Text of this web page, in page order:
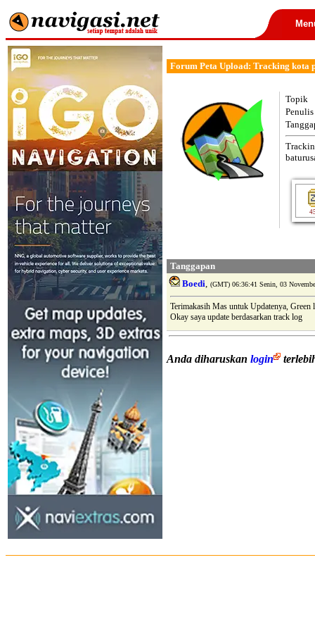
Forum Peta Upload: Tracking kota
Topik
Penulis
Tanggapan
Boedi, (GMT) 06:36:41 Senin, 03
Terimakasih Mas untuk Updatenya, Green
Okay saya update berdasarkan track log
Anda diharuskan login